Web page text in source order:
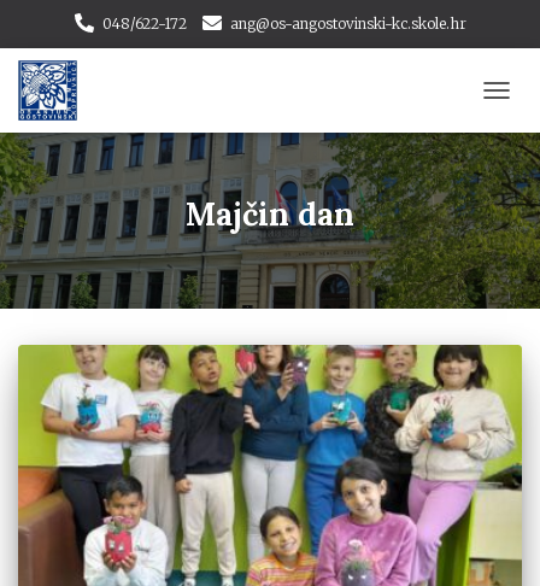
048/622-172 ang@os-angostovinski-kc.skole.hr
Majčin dan